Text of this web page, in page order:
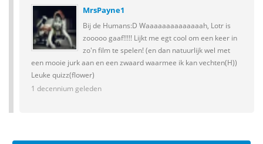
MrsPayne1
Bij de Humans:D Waaaaaaaaaaaaaah, Lotr is
zooooo gaaf!!!!! Lijkt me egt cool om een keer in
zo'n film te spelen! (en dan natuurlijk wel met
een mooie jurk aan en een zwaard waarmee ik kan vechten(H))
Leuke quizz(flower)
1 decennium geleden